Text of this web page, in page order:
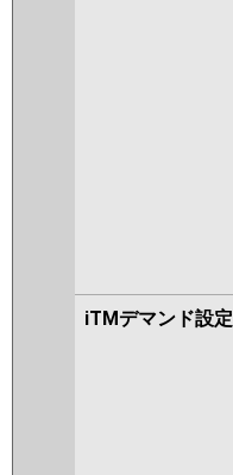
iTMデマンド設定